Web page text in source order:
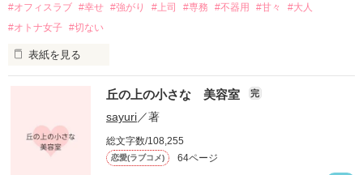
#オフィスラブ #幸せ #強がり #上司 #専務 #不器用 #甘々
#大人
#オトナ女子 #切ない
表紙を見る
艶やかに、鮮やかに
美しく色づく花びらは
丘の上の小さな 美容室 完
sayuri／著
総文字数/108,255
恋愛(ラブコメ) 64ページ